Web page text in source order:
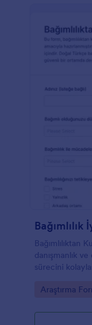
Bağımlılıktan
danışmanlık
sürecini
olur.
Go to
Araştırma